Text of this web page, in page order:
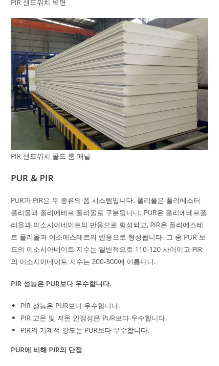
PIR 샌드위치 벽면
PIR 샌드위치 콜드 룸 패널
PUR & PIR
PUR과 PIR은 두 종류의 폼 시스템입니다. 폴리올은 폴리에스터
폴리올과 폴리에테르 폴리올로 구분됩니다. PUR은 폴리에테르폴
리올과 이소시아네이트의 반응으로 형성되고, PIR은 폴리에스테
르 폴리올과 이소에스테르의 반응으로 형성됩니다. 그 중 PUR 보
드의 이소시아네이트 지수는 일반적으로 110-120 사이이고 PIR
의 이소시아네이트 지수는 200-300에 이릅니다.
PIR 성능은 PUR보다 우수합니다.
PIR 성능은 PUR보다 우수합니다.
PIR 고온 및 저온 안정성은 PUR보다 우수합니다.
PIR의 기계적 강도는 PUR보다 우수합니다.
PUR에 비해 PIR의 단점